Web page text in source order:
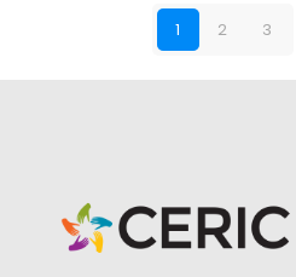
1 2 3